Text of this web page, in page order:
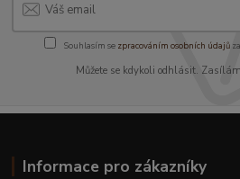
Souhlasím se zpracováním osobních údajů
Můžete se kdykoli odhlásit.
Informace pro zákazníky